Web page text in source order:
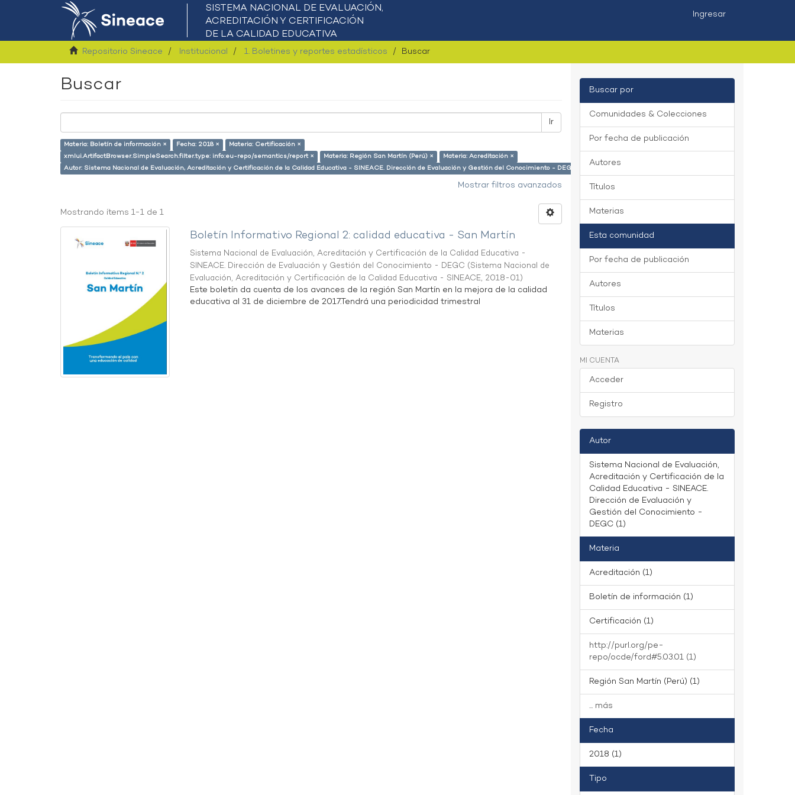
Ingresar
Repositorio Sineace Institucional 1. Boletines y reportes estadísticos Buscar
Buscar
Ir
Materia: Boletín de información × Fecha: 2018 ×
Materia: Certificación ×
xmlui.ArtifactBrowser.SimpleSearch.filter.type: info:eu-repo/semantics/report ×
Materia: Región San Martín (Perú) ×
Materia: Acreditación ×
Autor: Sistema Nacional de Evaluación, Acreditación y Certificación de la Calidad Educativa - SINEACE. Dirección de Evaluación y Gestión del Conocimiento - DEGC ×
Mostrar filtros avanzados
Mostrando ítems 1-1 de 1
Boletín Informativo Regional 2: calidad educativa - San Martín
Sistema Nacional de Evaluación, Acreditación y Certificación de la Calidad Educativa -
SINEACE. Dirección de Evaluación y Gestión del Conocimiento - DEGC (Sistema Nacional de
Evaluación, Acreditación y Certificación de la Calidad Educativa - SINEACE, 2018-01)
Este boletín da cuenta de los avances de la región San Martín en la mejora de la calidad
educativa al 31 de diciembre de 2017.Tendrá una periodicidad trimestral
Buscar por
Comunidades & Colecciones
Por fecha de publicación
Autores
Títulos
Materias
Esta comunidad
Por fecha de publicación
Autores
Títulos
Materias
MI CUENTA
Acceder
Registro
Autor
Sistema Nacional de Evaluación,
Acreditación y Certificación de la
Calidad Educativa - SINEACE.
Dirección de Evaluación y
Gestión del Conocimiento -
DEGC (1)
Materia
Acreditación (1)
Boletín de información (1)
Certificación (1)
http://purl.org/pe-
repo/ocde/ford#5.03.01 (1)
Región San Martín (Perú) (1)
... más
Fecha
2018 (1)
Tipo